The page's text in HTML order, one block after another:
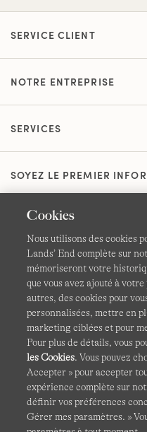
SERVICE CLIENT
NOTRE ENTREPRISE
SERVICES
SOYEZ LE PREMIER
CGV
Cookies -Gérer mes
Lands'
Ce site Internet est
confidentialitéetles
Cookies
Nous utilisons des cookies
Lands’ End complète sur
mémoriseront votre
que vous avez ajouté à
autres, des cookies pour
personnalisées, mettre en
marketing ciblées et pour
Pour plus de détails, vous
les Cookies. Vous pouvez
Accepter » pour accepter
expérience complète sur
définir vos préférences
Gérer mes paramètres. »